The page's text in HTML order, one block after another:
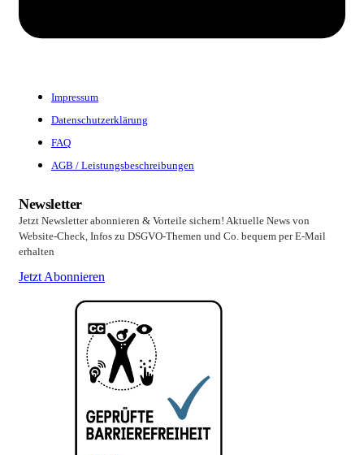
Impressum
Datenschutzerklärung
FAQ
AGB / Leistungsbeschreibungen
Newsletter
Jetzt Newsletter abonnieren & Vorteile sichern! Aktuelle News von
Website-Check, Infos zu DSGVO-Themen und Co. bequem per E-Mail
erhalten
Jetzt Abonnieren